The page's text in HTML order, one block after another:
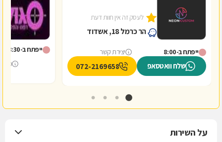
לעסק זה אין חוות דעת
הר כרמל 18, אשדוד
ייפתח ב-8:00 יצירת קשר
שלח וואטסאפ 072-2169658
ייפתח ב-8:30
על השירות